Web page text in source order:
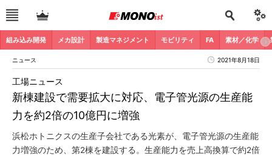
組み込み開発 メカ設計 製造マネジメント モビリティ FA 素材／化学
ニュース 2021年8月18日
新棟建設で需要拡大に対応、電子管光源の生産能
力を約2倍の10億円に増強
工場ニュース
浜松ホトニクスの生産子会社である光素が、電子管光源の生産能
力増強のため、第2棟を建設する。生産能力を売上高換算で約2倍